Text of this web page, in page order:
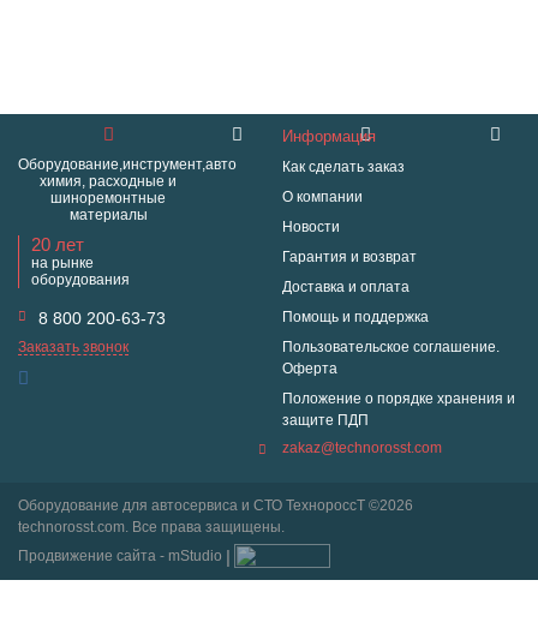
Оборудование,инструмент,авто
химия, расходные и
шиноремонтные
материалы
20 лет
на рынке
оборудования
8 800 200-63-73
Заказать звонок
Информация
Как сделать заказ
О компании
Новости
Гарантия и возврат
Доставка и оплата
Помощь и поддержка
Пользовательское соглашение.
Оферта
Положение о порядке хранения и
защите ПДП
zakaz@technorosst.com
Оборудование для автосервиса и СТО ТехнороссТ ©2026
technorosst.com. Все права защищены.
Продвижение сайта - mStudio